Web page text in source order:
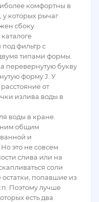
комфортны в
у которых рычаг
сбоку.
под фильтр с
типами формы.
перевернутую букву
форму J. У
от
излива воды в
воды в кране.
общим
и
это не совсем
слива или на
соли
попавшие из
Поэтому лучше
есть два